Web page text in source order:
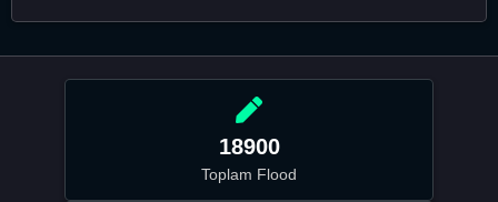
18900
Toplam Flood